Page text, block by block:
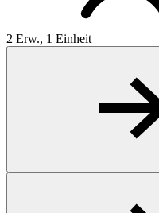
2 Erw., 1 Einheit